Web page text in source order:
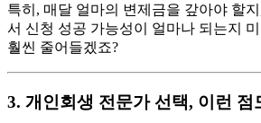
특히, 매달 얼마의 변제금을 갚아야 할
서 신청 성공 가능성이 얼마나 되는지
훨씬 줄어들겠죠?
3. 개인회생 전문가 선택, 이런 점